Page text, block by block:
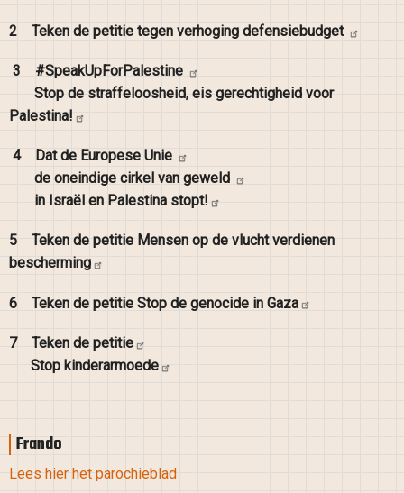
2 Teken de petitie tegen verhoging defensiebudget
3
#SpeakUpForPalestine
Stop de straffeloosheid, eis gerechtigheid voor
Palestina!
4 Dat de Europese Unie
de oneindige cirkel van geweld
in Israël en Palestina stopt!
5 Teken de petitie Mensen op de vlucht verdienen
bescherming
6 Teken de petitie Stop de genocide in Gaza
7 Teken de petitie
Stop kinderarmoede
Frando
Lees hier het parochieblad